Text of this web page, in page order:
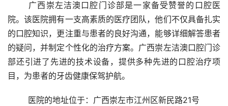
院。该医院拥有一支高素质的医疗团队，他们不仅具备扎实
的口腔知识，更注重与患者的良好沟通，能够详细解答患者
的疑问，并制定个性化的治疗方案。广西崇左洁澳口腔门诊
部还引进了先进的技术设备，提供多种先进的口腔治疗项
目，为患者的牙齿健康保驾护航。
	医院的地址位于：广西崇左市江州区新民路21号